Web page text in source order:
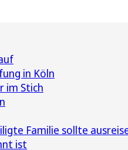
in Köln
im Stich
Familie sollte
ist